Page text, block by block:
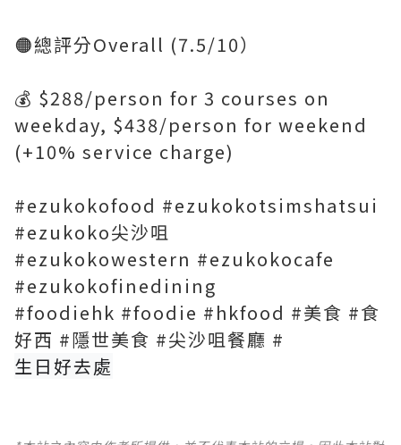
🟠總評分Overall (7.5/10）
💰 $288/person for 3 courses on
weekday, $438/person for weekend
(+10% service charge)
#ezukokofood #ezukokotsimshatsui
#ezukoko尖沙咀
#ezukokowestern #ezukokocafe
#ezukokofinedining
#foodiehk #foodie #hkfood #美食 #食
好西 #隱世美食 #尖沙咀餐廳 #
生日好去處